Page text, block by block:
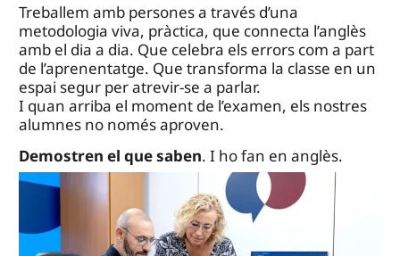
Treballem amb persones a través d’una
metodologia viva, pràctica, que connecta l’anglès
amb el dia a dia. Que celebra els errors com a part
de l’aprenentatge. Que transforma la classe en un
espai segur per atrevir-se a parlar.
I quan arriba el moment de l’examen, els nostres
alumnes no només aproven.
Demostren el que saben. I ho fan en anglès.